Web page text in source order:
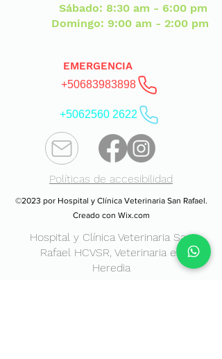
Sábado: 8:30 am - 6:00 pm
Domingo: 9:00 am - 2:00 pm
EMERGENCIA
+50683983898
+5062560 2622
Políticas de accesibilidad
©2023 por Hospital y Clínica Veterinaria San Rafael.
Creado con Wix.com
Hospital y Clínica Veterinaria San
Rafael HCVSR, Veterinaria en
Heredia